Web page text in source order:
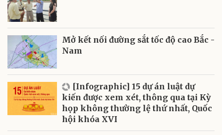
Mở kết nối đường sắt tốc độ cao Bắc -
Nam
[Infographic] 15 dự án luật dự
kiến được xem xét, thông qua tại Kỳ
họp không thường lệ thứ nhất, Quốc
hội khóa XVI